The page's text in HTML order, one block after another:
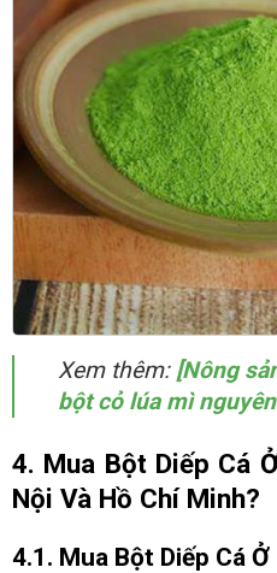
Xem thêm: [Nông
bột cỏ lúa mì
4. Mua Bột Diếp Cá
Nội Và Hồ Chí Minh?
4.1. Mua Bột Diếp Cá Ở